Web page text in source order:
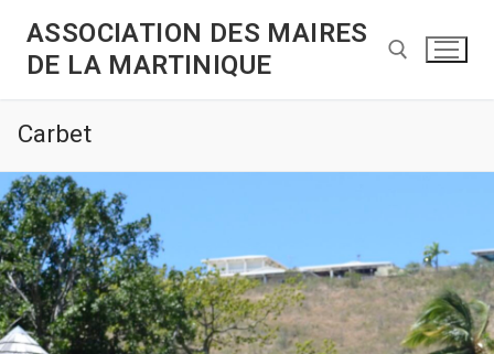
ASSOCIATION DES MAIRES
DE LA MARTINIQUE
Carbet